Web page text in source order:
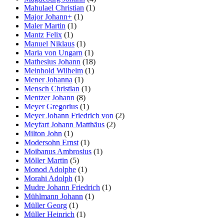
Mahulael Christian (1)
Major Johann+ (1)
Maler Martin (1)
Mantz Felix (1)
Manuel Niklaus (1)
Maria von Ungarn (1)
Mathesius Johann (18)
Meinhold Wilhelm (1)
Mener Johanna (1)
Mensch Christian (1)
Mentzer Johann (8)
Meyer Gregorius (1)
Meyer Johann Friedrich von (2)
Meyfart Johann Matthäus (2)
Milton John (1)
Modersohn Ernst(1)
Moibanus Ambrosius (1)
Möller Martin (5)
Monod Adolphe (1)
Morahi Adolph (1)
Mudre Johann Friedrich (1)
Mühlmann Johann (1)
Müller Georg (1)
Müller Heinrich (1)